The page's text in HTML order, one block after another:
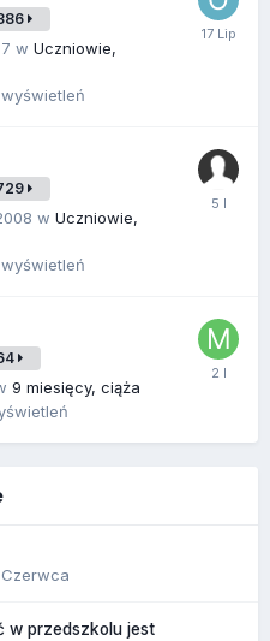
w Uczniowie,
wyświetleń
w Uczniowie,
wyświetleń
9 miesięcy, ciąża
w przedszkolu jest